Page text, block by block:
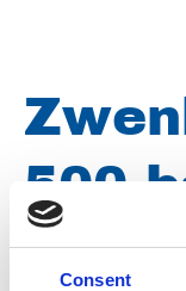
Consent
500
M22